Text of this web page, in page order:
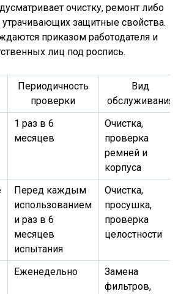
очистку, ремонт либо
защитные свойства.
приказом работодателя и
лиц под роспись.
Периодичность
проверки
Вид
обслуживания
1 раз в 6
месяцев
Очистка,
проверка
ремней и
корпуса
Перед каждым
использованием
и раз в 6
месяцев
испытания
Очистка,
просушка,
проверка
целостности
Еженедельно
Замена
фильтров,